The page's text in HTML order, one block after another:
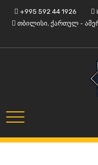
content
+995 592 44 1926
თბილისი, ქართულ -
AMTile
Always High Quality